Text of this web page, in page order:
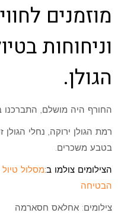
מוזמנים
וניחוחות
הגולן.
החורף היה מושלם, התברכנו
רמת הגולן ירוקה, נחלי
בטבע משכרים.
הצילומים צולמו ב:מסלול
הבטיחה
צילומים: אחלאס חסארמה